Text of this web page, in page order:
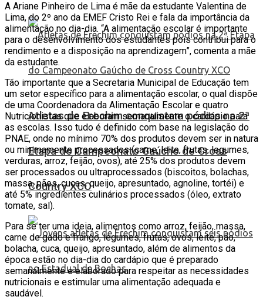
Atletas de Erechim conquistam pódios na 2ª
Etapa do Campeonato Gaúcho de Cross
Country XCO
A Ariane Pinheiro de Lima é mãe da estudante Valentina de
Lima, do 2º ano da EMEF Cristo Rei e fala da importância da
alimentação no dia-dia. “A alimentação escolar é importante
para o desenvolvimento dos estudantes pois contribui para o
rendimento e a disposição na aprendizagem”, comenta a mãe
da estudante.
Tão importante que a Secretaria Municipal de Educação tem
um setor específico para a alimentação escolar, o qual dispõe
de uma Coordenadora da Alimentação Escolar e quatro
Nutricionistas que elaboram semanalmente o cardápio para
as escolas. Isso tudo é definido com base na legislação do
PNAE, onde no mínimo 70% dos produtos devem ser in natura
ou minimamente processados (carne, leite, frutas, legumes,
verduras, arroz, feijão, ovos), até 25% dos produtos devem
ser processados ou ultraprocessados (biscoitos, bolachas,
massa, pães, cucas, queijo, apresuntado, agnoline, tortéi) e
até 5% ingredientes culinários processados (óleo, extrato
tomate, sal).
Para se ter uma ideia, alimentos como arroz, feijão, massa,
carne de gado e frango, legumes, frutas, ovos, leite, pão,
bolacha, cuca, queijo, apresuntado, além de alimentos da
época estão no dia-dia do cardápio que é preparado
semanalmente e elaborado para respeitar as necessidades
nutricionais e estimular uma alimentação adequada e
saudável.